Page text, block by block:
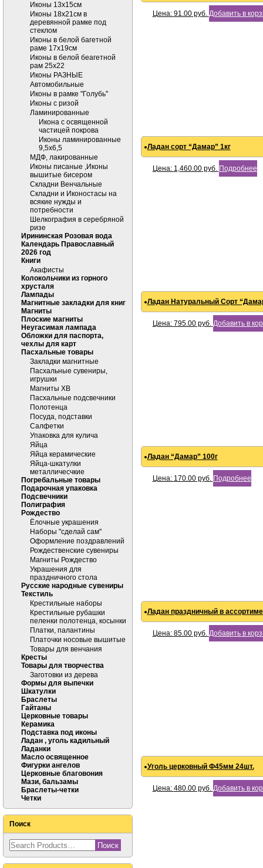
Иконы 13х15см
Иконы 18х21см в
деревянной рамке под
стеклом
Иконы в белой багетной
раме 17х19см
Иконы в белой беагетной
рам 25х22
Иконы РАЗНЫЕ
Автомобильные
Иконы в рамке "Голубь"
Иконы с ризой
Ламинированные
Икона с освященной
частицей покрова
Иконы ламинированные
9,5х6,5
МДФ, лакированные
Иконы писаные ,Иконы
вышитые бисером
Складни Венчальные
Складни и Иконостасы на
всякие нужды и
потребности
Шелкография в серебряной
ризе
Ирининская Розовая вода
Календарь Православный
2026 год
Книги
Акафисты
Колокольчики из горного
хрусталя
Лампады
Магнитные закладки для книг
Магниты
Плоские магниты
Неугасимая лампада
Обложки для паспорта,
чехлы для карт
Пасхальные товары
Закладки магнитные
Пасхальные сувениры,
игрушки
Магниты ХВ
Пасхальные подсвечники
Полотенца
Посуда, подставки
Салфетки
Упаковка для кулича
Яйца
Яйца керамические
Яйца-шкатулки
металличесчкие
Погребальные товары
Подарочная упаковка
Подсвечники
Полиграфия
Рождество
Ёлочные украшения
Наборы "сделай сам"
Оформление поздравлений
Рождественские сувениры
Магниты Рождество
Украшения для
праздничного стола
Русские народные сувениры
Текстиль
Крестильные наборы
Крестильные рубашки
пеленки полотенца, косынки
Платки, палантины
Платочки носовые вышитые
Товары для венчания
Кресты
Товары для творчества
Заготовки из дерева
Формы для выпечки
Шкатулки
Браслеты
Гайтаны
Церковные товары
Керамика
Подставка под иконы
Ладан , уголь кадильный
Ладанки
Масло освященное
Фигурки ангелов
Церковные благовония
Мази, бальзамы
Браслеты-четки
Четки
Поиск
Цена: 91.00руб. Добавить в
Ладан сорт “Дамар” 1кг
Цена: 1,460.00руб. Подробнее
Ладан Натуральный Сорт
Цена: 795.00руб. Добавить в
Ладан “Дамар” 100г
Цена: 170.00руб. Подробнее
Ладан праздничный в
Цена: 85.00руб. Добавить в
Уголь церковный Ф45мм 24шт.
Цена: 480.00руб. Добавить в